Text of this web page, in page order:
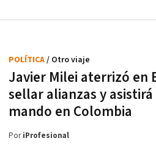
Javier Milei aterrizó en
sellar alianzas y
mando en Colombia
POLÍTICA/ Otro viaje
PoriProfesional